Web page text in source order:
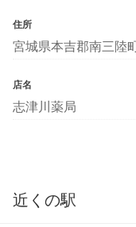
住所
宮城県本吉郡南三陸
店名
志津川薬局
近くの駅